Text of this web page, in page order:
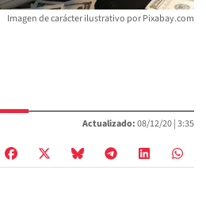
Imagen de carácter ilustrativo por Pixabay.com
Actualizado:08/12/20 | 3:35